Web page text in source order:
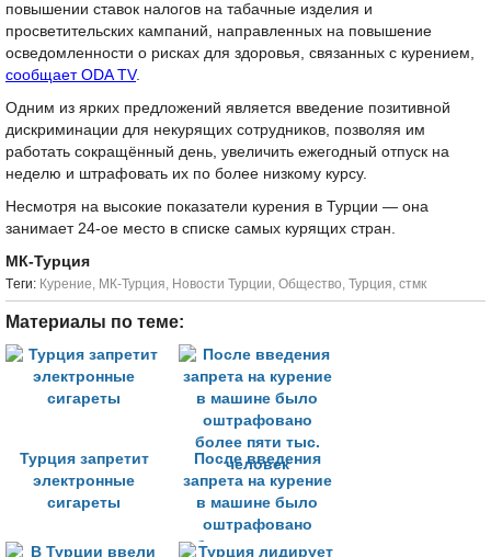
повышении ставок налогов на табачные изделия и
просветительских кампаний, направленных на повышение
осведомленности о рисках для здоровья, связанных с курением,
сообщает ODA TV.
Одним из ярких предложений является введение позитивной
дискриминации для некурящих сотрудников, позволяя им
работать сокращённый день, увеличить ежегодный отпуск на
неделю и штрафовать их по более низкому курсу.
Несмотря на высокие показатели курения в Турции ― она
занимает 24-ое место в списке самых курящих стран.
МК-Турция
Tеги: Курение, МК-Турция, Новости Турции, Общество, Турция, стмк
Материалы по теме:
Турция запретит
электронные
сигареты
После введения
запрета на курение
в машине было
оштрафовано
более пяти тыс.